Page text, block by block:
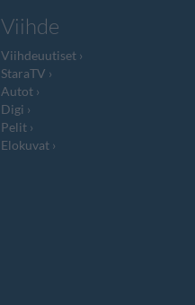
Viihde
Viihdeuutiset
StaraTV
Autot
Digi
Pelit
Elokuvat